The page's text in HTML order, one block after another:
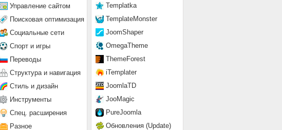
Templatka
TemplateMonster
JoomShaper
OmegaTheme
ThemeForest
iTemplater
JoomlaTD
JooMagic
PureJoomla
Обновления (Update)
Управление сайтом
Поисковая оптимизация
Социальные сети
Спорт и игры
Переводы
Структура и навигация
Стиль и дизайн
Инструменты
Спец. расширения
Разное